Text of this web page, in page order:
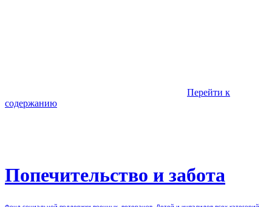
Перейти к
содержанию
Попечительство и забота